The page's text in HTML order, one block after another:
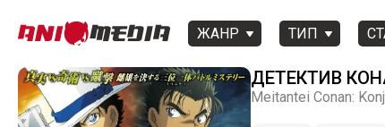
ЖАНР ТИП
ДЕТЕКТИВ
Meitantei Conan: